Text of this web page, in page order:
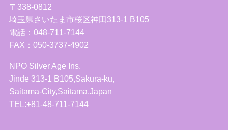
〒338-0812
埼玉県さいたま市桜区神田313-1 B105
電話：048-711-7144
FAX：050-3737-4902
NPO Silver Age Ins.
Jinde 313-1 B105,Sakura-ku,
Saitama-City,Saitama,Japan
TEL:+81-48-711-7144